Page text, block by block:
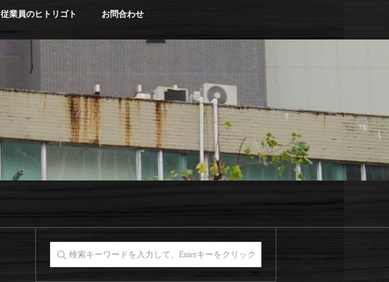
従業員のヒトリゴト お問合わせ